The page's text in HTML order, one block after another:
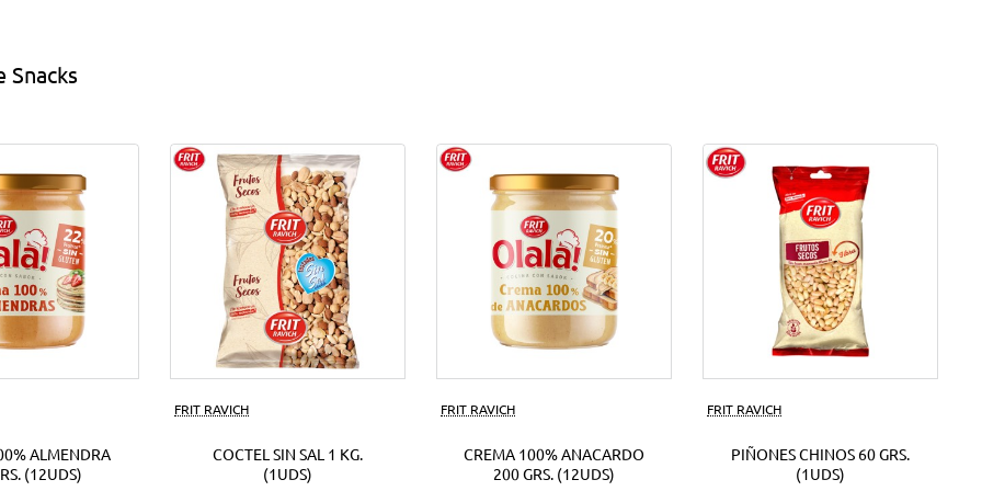
Snacks
ALMENDRA
(12UDS)
FRIT RAVICH
COCTEL SIN SAL 1 KG.
(1UDS)
FRIT RAVICH
CREMA 100% ANACARDO
200 GRS. (12UDS)
FRIT RAVICH
PIÑONES CHINOS 60 GRS.
(1UDS)